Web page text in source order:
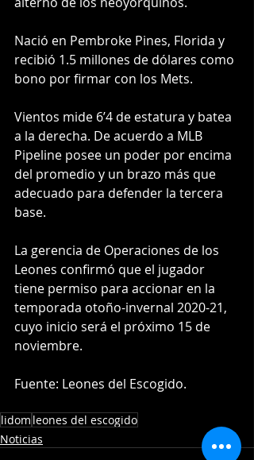
Nació en Pembroke Pines, Florida y
recibió 1.5 millones de dólares como
bono por firmar con los Mets.
Vientos mide 6’4 de estatura y batea
a la derecha. De acuerdo a MLB
Pipeline posee un poder por encima
del promedio y un brazo más que
adecuado para defender la tercera
base.
La gerencia de Operaciones de los
Leones confirmó que el jugador
tiene permiso para accionar en la
temporada otoño-invernal 2020-21,
cuyo inicio será el próximo 15 de
noviembre.
Fuente: Leones del Escogido.
lidom leones del escogido
Noticias